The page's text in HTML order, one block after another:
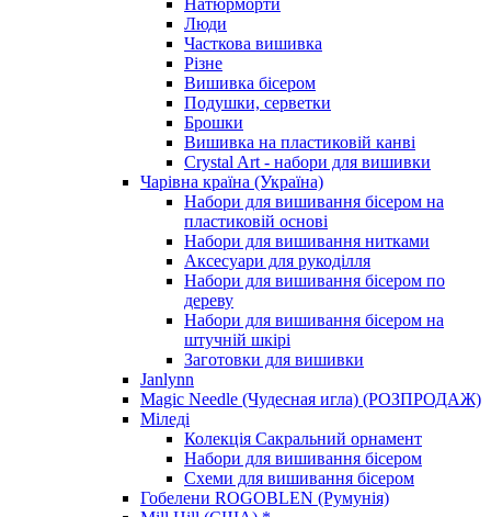
Люди
Часткова вишивка
Різне
Вишивка бісером
Подушки, серветки
Брошки
Вишивка на пластиковій канві
Crystal Art - набори для вишивки
Чарівна країна (Україна)
Набори для вишивання бісером на
пластиковій основі
Набори для вишивання нитками
Аксесуари для рукоділля
Набори для вишивання бісером по
дереву
Набори для вишивання бісером на
штучній шкірі
Заготовки для вишивки
Janlynn
Magic Needle (Чудесная игла) (РОЗПРОДАЖ)
Міледі
Колекція Сакральний орнамент
Набори для вишивання бісером
Схеми для вишивання бісером
Гобелени ROGOBLEN (Румунія)